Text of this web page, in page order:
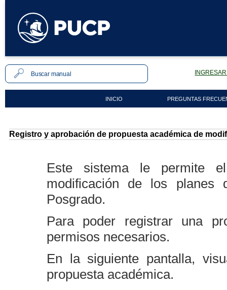
INICIO PREGUNTAS
Registro y aprobación de propuesta académica de
Este sistema le permite
modificación de los
Posgrado.
Para poder registrar una
permisos necesarios.
En la siguiente pantalla,
propuesta académica.